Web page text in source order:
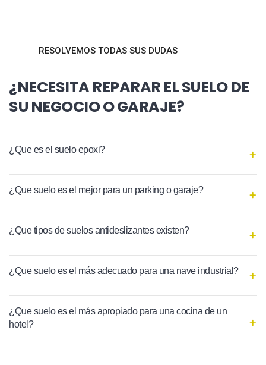
RESOLVEMOS TODAS SUS DUDAS
¿NECESITA REPARAR EL SUELO DE
SU NEGOCIO O GARAJE?
¿Que es el suelo epoxi?
¿Que suelo es el mejor para un parking o garaje?
¿Que tipos de suelos antideslizantes existen?
¿Que suelo es el más adecuado para una nave industrial?
¿Que suelo es el más apropiado para una cocina de un
hotel?